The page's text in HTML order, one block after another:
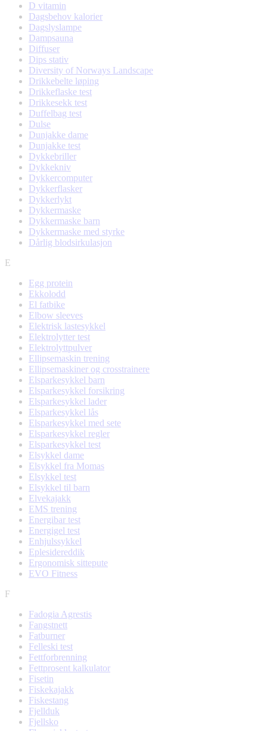
D vitamin
Dagsbehov kalorier
Dagslyslampe
Dampsauna
Diffuser
Dips stativ
Diversity of Norways Landscape
Drikkebelte løping
Drikkeflaske test
Drikkesekk test
Duffelbag test
Dulse
Dunjakke dame
Dunjakke test
Dykkebriller
Dykkekniv
Dykkercomputer
Dykkerflasker
Dykkerlykt
Dykkermaske
Dykkermaske barn
Dykkermaske med styrke
Dårlig blodsirkulasjon
E
Egg protein
Ekkolodd
El fatbike
Elbow sleeves
Elektrisk lastesykkel
Elektrolytter test
Elektrolyttpulver
Ellipsemaskin trening
Ellipsemaskiner og crosstrainere
Elsparkesykkel barn
Elsparkesykkel forsikring
Elsparkesykkel lader
Elsparkesykkel lås
Elsparkesykkel med sete
Elsparkesykkel regler
Elsparkesykkel test
Elsykkel dame
Elsykkel fra Momas
Elsykkel test
Elsykkel til barn
Elvekajakk
EMS trening
Energibar test
Energigel test
Enhjulssykkel
Eplesidereddik
Ergonomisk sittepute
EVO Fitness
F
Fadogia Agrestis
Fangstnett
Fatburner
Felleski test
Fettforbrenning
Fettprosent kalkulator
Fisetin
Fiskekajakk
Fiskestang
Fjellduk
Fjellsko